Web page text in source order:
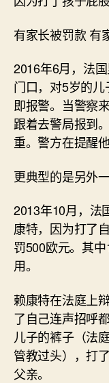
有家长被罚款 有
2016年6月，法
门口，对5岁的
即报警。当警察
跟着去警局报到
重。警方在提醒
更典型的是另外
2013年10月，法
康特，因为打了
罚500欧元。其
用。
赖康特在法庭上
了自己连声招呼
儿子的裤子（法
管教过头），打
父亲。